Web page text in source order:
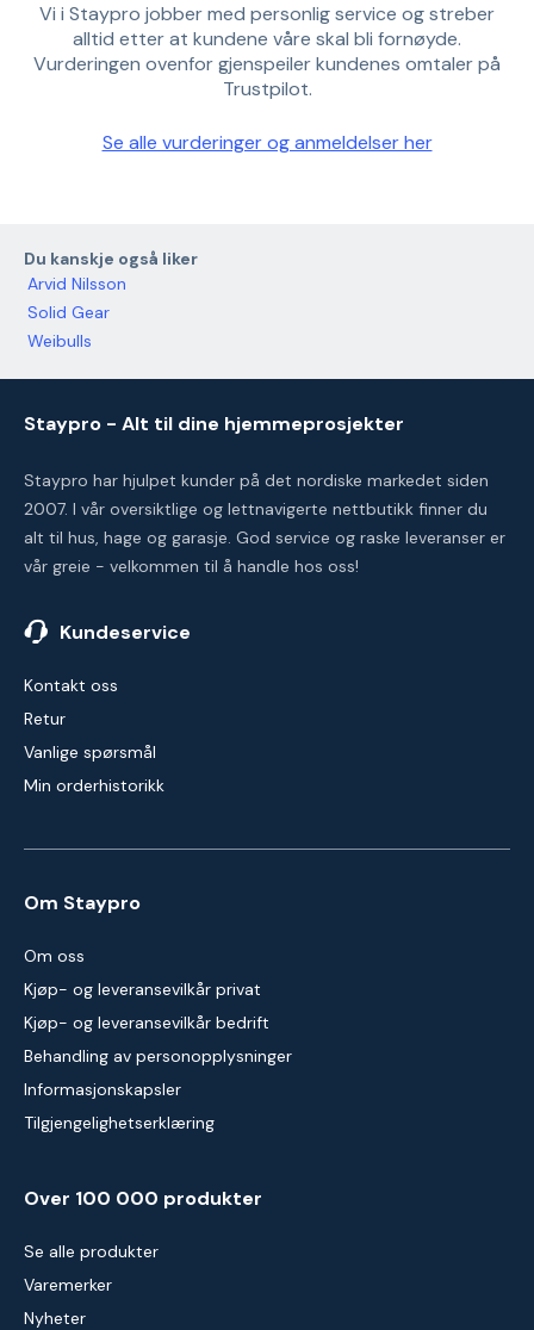
Vi i Staypro jobber med personlig service og streber
alltid etter at kundene våre skal bli fornøyde.
Vurderingen ovenfor gjenspeiler kundenes omtaler på
Trustpilot.
Se alle vurderinger og anmeldelser her
Du kanskje også liker
Arvid Nilsson
Solid Gear
Weibulls
Staypro - Alt til dine hjemmeprosjekter
Staypro har hjulpet kunder på det nordiske markedet siden
2007. I vår oversiktlige og lettnavigerte nettbutikk finner du
alt til hus, hage og garasje. God service og raske leveranser er
vår greie - velkommen til å handle hos oss!
Kundeservice
Kontakt oss
Retur
Vanlige spørsmål
Min orderhistorikk
Om Staypro
Om oss
Kjøp- og leveransevilkår privat
Kjøp- og leveransevilkår bedrift
Behandling av personopplysninger
Informasjonskapsler
Tilgjengelighetserklæring
Over 100 000 produkter
Se alle produkter
Varemerker
Nyheter